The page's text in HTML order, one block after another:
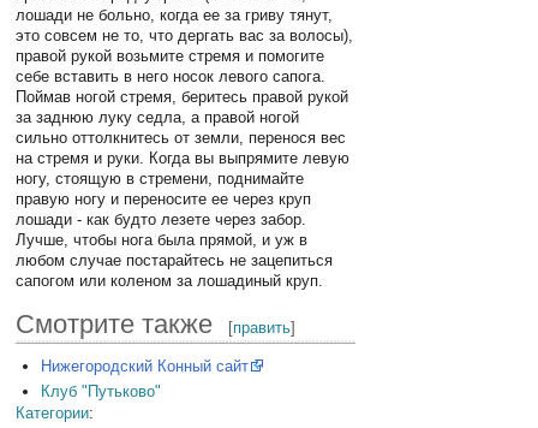
лошади не больно, когда ее за гриву тянут,
это совсем не то, что дергать вас за волосы),
правой рукой возьмите стремя и помогите
себе вставить в него носок левого сапога.
Поймав ногой стремя, беритесь правой рукой
за заднюю луку седла, а правой ногой
сильно оттолкнитесь от земли, перенося вес
на стремя и руки. Когда вы выпрямите левую
ногу, стоящую в стремени, поднимайте
правую ногу и переносите ее через круп
лошади - как будто лезете через забор.
Лучше, чтобы нога была прямой, и уж в
любом случае постарайтесь не зацепиться
сапогом или коленом за лошадиный круп.
Смотрите также [править]
Нижегородский Конный сайт
Клуб "Путьково"
Категории: